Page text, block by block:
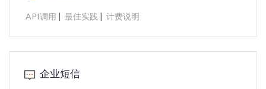
API调用 | 最佳实践 | 计费说明
企业短信